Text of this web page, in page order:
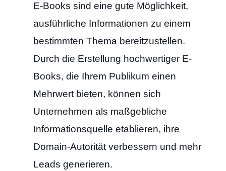
E-Books sind eine gute Möglichkeit,
ausführliche Informationen zu einem
bestimmten Thema bereitzustellen.
Durch die Erstellung hochwertiger E-
Books, die Ihrem Publikum einen
Mehrwert bieten, können sich
Unternehmen als maßgebliche
Informationsquelle etablieren, ihre
Domain-Autorität verbessern und mehr
Leads generieren.